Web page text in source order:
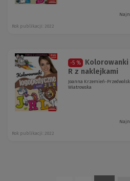
Rok publikacji: 2022
-5 %
Kolorowanki
R z naklejkami
Joanna Krzemień-
Wiatrowska
Rok publikacji: 2022